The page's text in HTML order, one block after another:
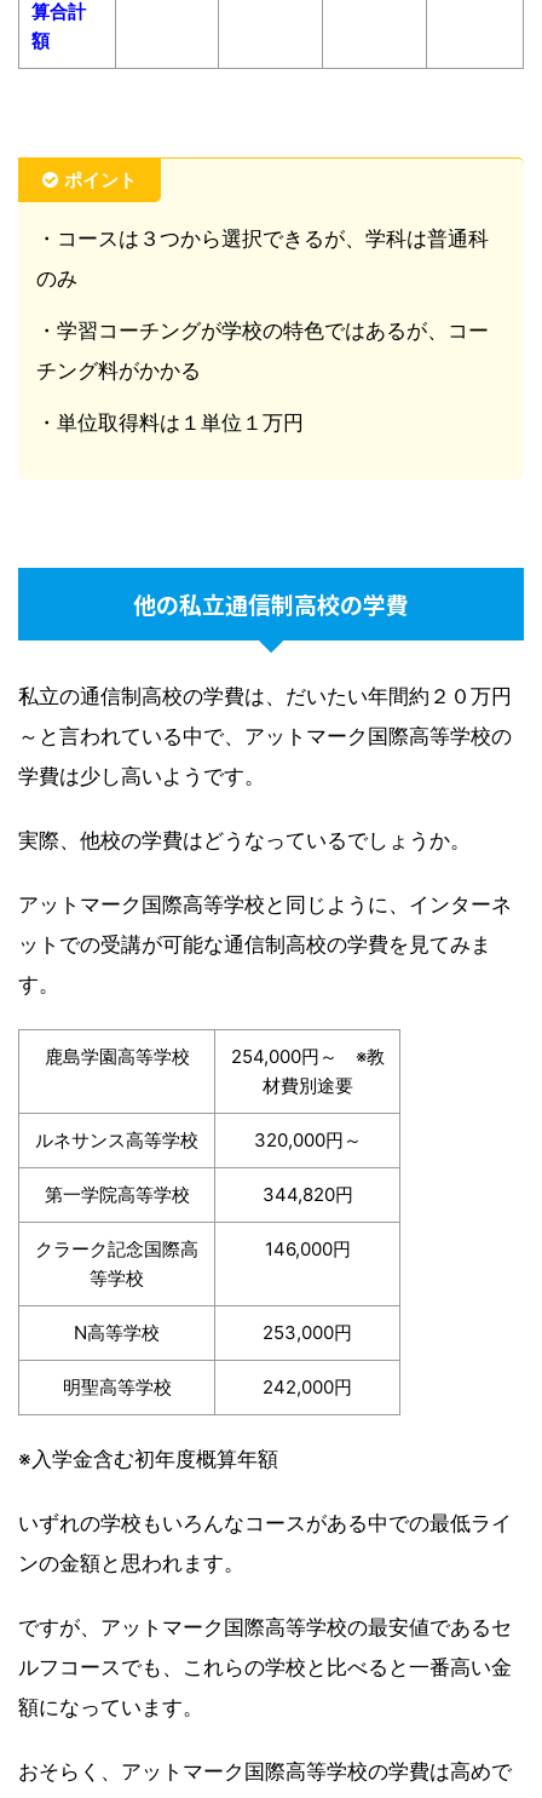
算合計
額
ポイント
・コースは３つから選択できるが、学科は普通科
のみ
・学習コーチングが学校の特色ではあるが、コー
チング料がかかる
・単位取得料は１単位１万円
他の私立通信制高校の学費
私立の通信制高校の学費は、だいたい年間約２０万円
～と言われている中で、アットマーク国際高等学校の
学費は少し高いようです。
実際、他校の学費はどうなっているでしょうか。
アットマーク国際高等学校と同じように、インターネ
ットでの受講が可能な通信制高校の学費を見てみま
す。
鹿島学園高等学校
254,000円～ ※教
材費別途要
ルネサンス高等学校 320,000円～
第一学院高等学校 344,820円
クラーク記念国際高
等学校
146,000円
N高等学校 253,000円
明聖高等学校 242,000円
※入学金含む初年度概算年額
いずれの学校もいろんなコースがある中での最低ライ
ンの金額と思われます。
ですが、アットマーク国際高等学校の最安値であるセ
ルフコースでも、これらの学校と比べると一番高い金
額になっています。
おそらく、アットマーク国際高等学校の学費は高めで